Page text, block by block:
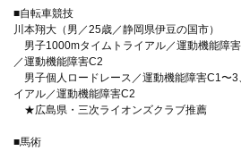
■自転車競技
川本翔大（男／25歳／静岡県伊豆の国市）
男子1000mタイムトライアル／運動機能障
／運動機能障害C2
男子個人ロードレース／運動機能障害C1〜3
イアル／運動機能障害C2
★広島県・三次ライオンズクラブ推薦
■馬術